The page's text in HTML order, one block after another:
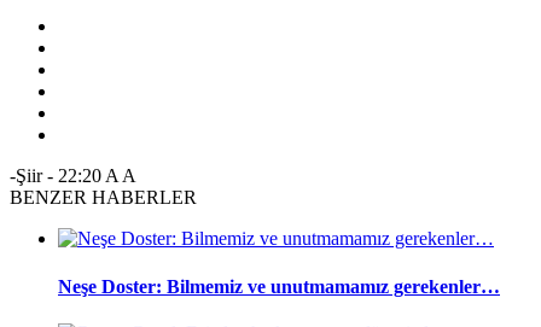
-Şiir- 22:20 A A
BENZER HABERLER
Neşe Doster: Bilmemiz ve unutmamamız gerekenler…